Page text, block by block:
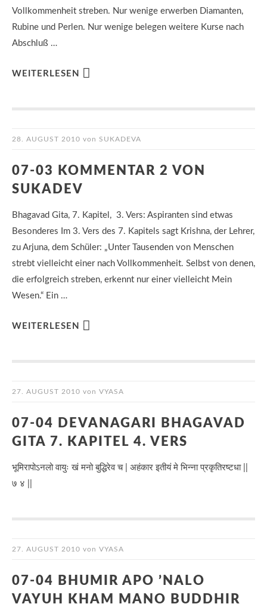
Vollkommenheit streben. Nur wenige erwerben Diamanten,
Rubine und Perlen. Nur wenige belegen weitere Kurse nach
Abschluß …
WEITERLESEN
28. AUGUST 2010 von SUKADEVA
07-03 KOMMENTAR 2 VON
SUKADEV
Bhagavad Gita, 7. Kapitel, 3. Vers: Aspiranten sind etwas
Besonderes Im 3. Vers des 7. Kapitels sagt Krishna, der Lehrer,
zu Arjuna, dem Schüler: „Unter Tausenden von Menschen
strebt vielleicht einer nach Vollkommenheit. Selbst von denen,
die erfolgreich streben, erkennt nur einer vielleicht Mein
Wesen.“ Ein …
WEITERLESEN
27. AUGUST 2010 von VYASA
07-04 DEVANAGARI BHAGAVAD
GITA 7. KAPITEL 4. VERS
भूमिरापोऽनलो वायुः खं मनो बुद्धिरेव च | अहंकार इतीयं मे भिन्ना प्रकृतिरष्टधा ||
७ ४ ||
27. AUGUST 2010 von VYASA
07-04 BHUMIR APO ’NALO
VAYUH KHAM MANO BUDDHIR